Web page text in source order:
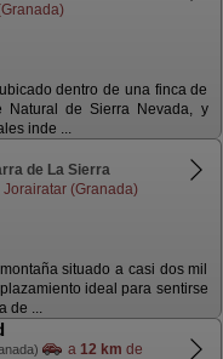
dentro de una finca de
de Sierra Nevada, y
inde ...
de La Sierra
Jorairatar (Granada)
situado a casi dos mil
ideal para sentirse
de ...
a 12 km de